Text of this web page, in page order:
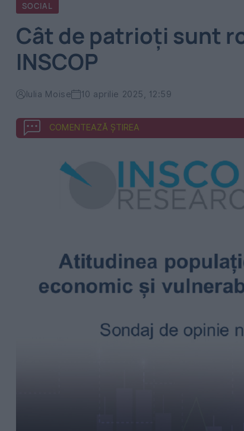
SOCIAL
Cât de patrioți sunt
INSCOP
Iulia Moise 10 aprilie 2025, 12:59
COMENTEAZĂ ȘTIREA